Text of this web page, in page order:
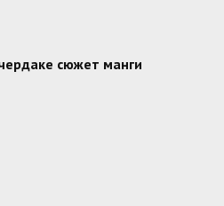
сюжет манги